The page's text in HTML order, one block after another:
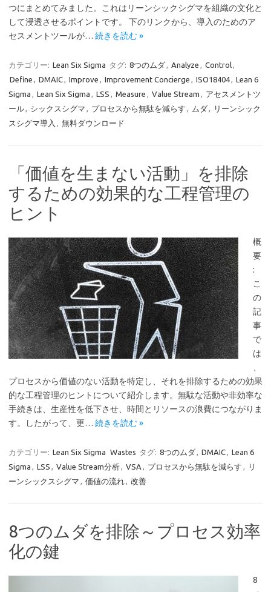
つにまとめてみました。これはリーンシックシグマを組織の文化と
して浸透させるポイントです。 下のリンクから、導入のためのア
セスメントツールが… 続きを読む »
カテゴリー: Lean Six Sigma タグ: 8つのムダ, Analyze , Control,
Define , DMAIC, Improve , Improvement Concierge , ISO18404, Lean 6
Sigma , Lean Six Sigma , LSS , Measure , Value Stream , アセスメントツ
ール, シックスシグマ , プロセスから無駄を減らす , ムダ,
リーンシック
スシグマ導入 , 無料ダウンロード
「価値を生まない活動」を排除
するための効果的な工程管理の
ヒント
概
要
:
こ
の
記
事
で
は
プロセスから価値のない活動を特定し、それを排除するための効果
的な工程管理のヒントについて紹介します。無駄な活動や非効率な
手続きは、生産性を低下させ、時間とリソースの浪費につながりま
す。したがって、更… 続きを読む »
カテゴリー: Lean Six Sigma Wastes タグ: 8つのムダ, DMAIC, Lean 6
Sigma , LSS , Value Stream分析, VSA , プロセスから無駄を減らす ,
リ
ーンシックスシグマ , 価値の流れ, 改善
8つのムダを排除～プロセス効率
化の鍵
8